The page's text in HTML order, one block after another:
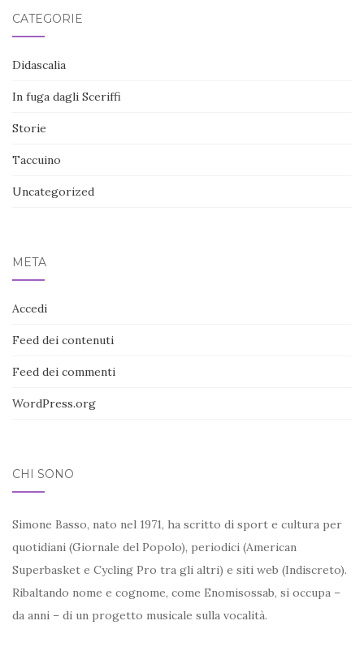
CATEGORIE
Didascalia
In fuga dagli Sceriffi
Storie
Taccuino
Uncategorized
META
Accedi
Feed dei contenuti
Feed dei commenti
WordPress.org
CHI SONO
Simone Basso, nato nel 1971, ha scritto di sport e cultura per
quotidiani (Giornale del Popolo), periodici (American
Superbasket e Cycling Pro tra gli altri) e siti web (Indiscreto).
Ribaltando nome e cognome, come Enomisossab, si occupa –
da anni – di un progetto musicale sulla vocalità.